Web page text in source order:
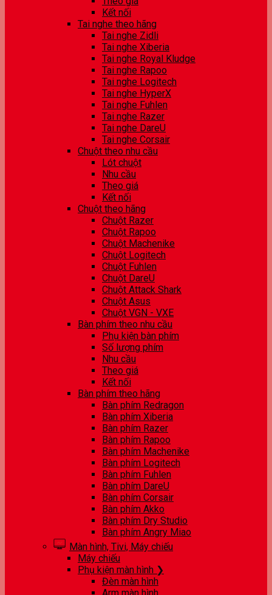
Kết nối
Tai nghe theo hãng
Tai nghe Zidli
Tai nghe Xiberia
Tai nghe Royal Kludge
Tai nghe Rapoo
Tai nghe Logitech
Tai nghe HyperX
Tai nghe Fuhlen
Tai nghe Razer
Tai nghe DareU
Tai nghe Corsair
Chuột theo nhu cầu
Lót chuột
Nhu cầu
Theo giá
Kết nối
Chuột theo hãng
Chuột Razer
Chuột Rapoo
Chuột Machenike
Chuột Logitech
Chuột Fuhlen
Chuột DareU
Chuột Attack Shark
Chuột Asus
Chuột VGN - VXE
Bàn phím theo nhu cầu
Phụ kiện bàn phím
Số lượng phím
Nhu cầu
Theo giá
Kết nối
Bàn phím theo hãng
Bàn phím Redragon
Bàn phím Xiberia
Bàn phím Razer
Bàn phím Rapoo
Bàn phím Machenike
Bàn phím Logitech
Bàn phím Fuhlen
Bàn phím DareU
Bàn phím Corsair
Bàn phím Akko
Bàn phím Dry Studio
Bàn phím Angry Miao
Màn hình, Tivi, Máy chiếu
Máy chiếu
Phụ kiện màn hình ❯
Đèn màn hình